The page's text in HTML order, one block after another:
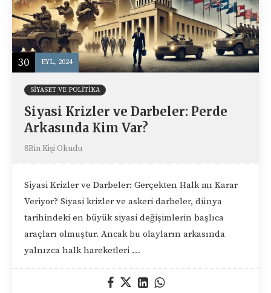
30 EYL, 2024
SIYASET VE POLITIKA
Siyasi Krizler ve Darbeler: Perde
Arkasında Kim Var?
8Bin Kişi Okudu
Siyasi Krizler ve Darbeler: Gerçekten Halk mı Karar
Veriyor? Siyasi krizler ve askeri darbeler, dünya
tarihindeki en büyük siyasi değişimlerin başlıca
araçları olmuştur. Ancak bu olayların arkasında
yalnızca halk hareketleri …